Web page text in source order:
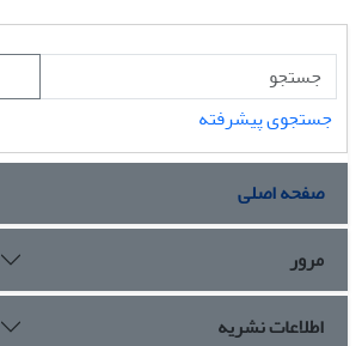
جستجوی پیشرفته
صفحه اصلی
مرور
اطلاعات نشریه